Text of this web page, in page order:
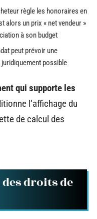
règle les honoraires en
alors un prix « net vendeur »
à son budget
peut prévoir une
possible
qui supporte les
l’affichage du
de calcul des
droits de